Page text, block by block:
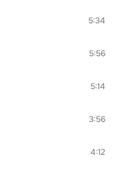
5:34
5:56
5:14
3:56
4:12